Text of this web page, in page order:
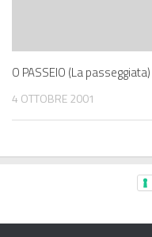
O PASSEIO (La passeggiata)
4 OTTOBRE 2001